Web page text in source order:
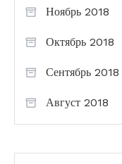
Ноябрь 2018
Октябрь 2018
Сентябрь 2018
Август 2018